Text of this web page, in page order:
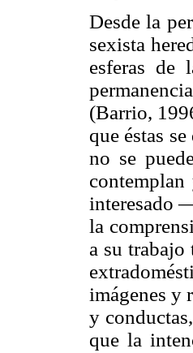
Desde la
sexista
esferas de
(Barrio,
que éstas
no se
interesado
la
a su trabajo
imágenes y
y
que la